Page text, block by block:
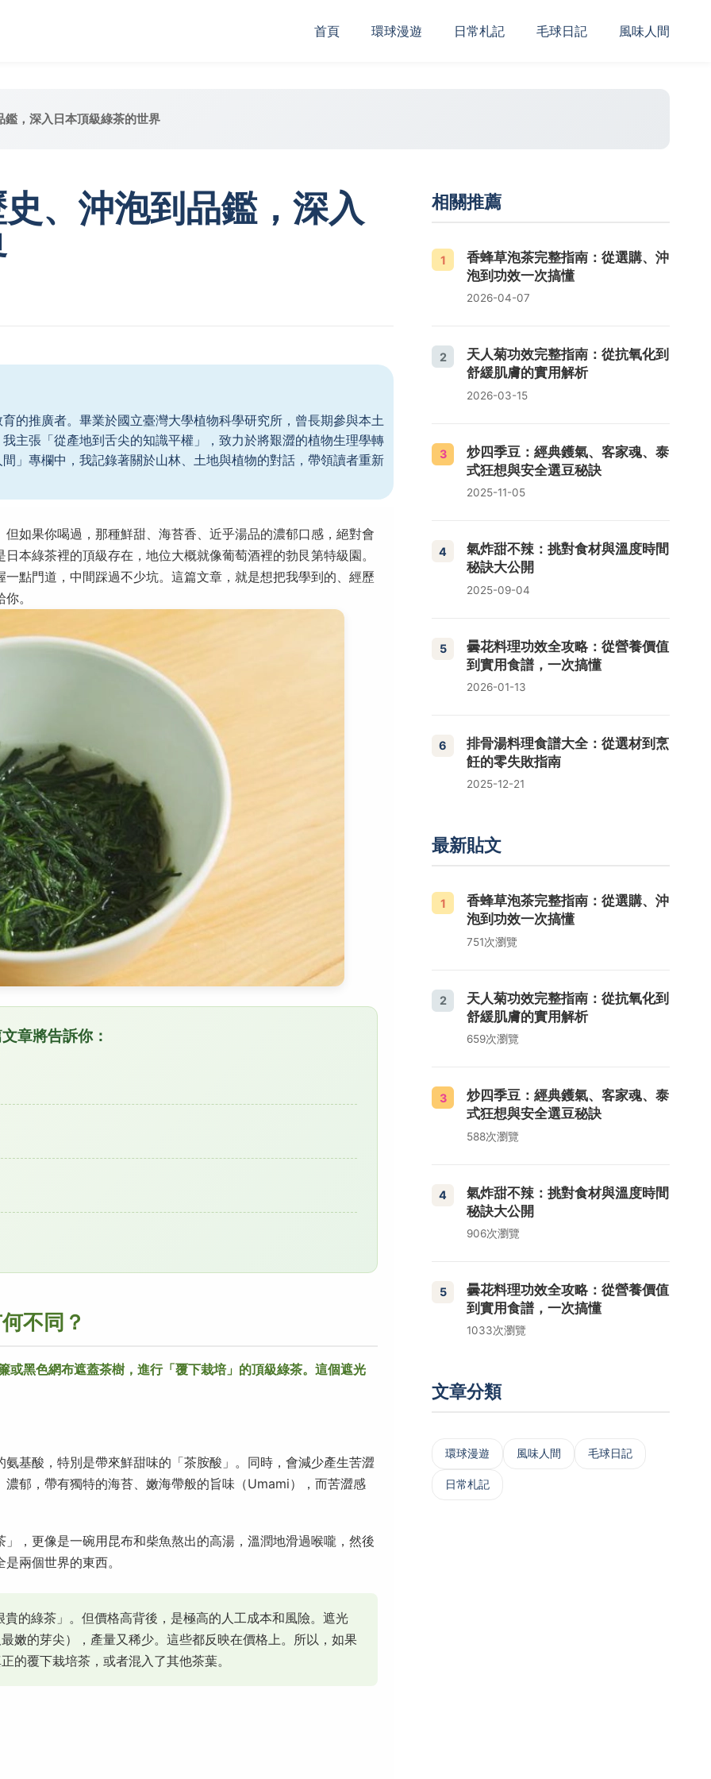
首頁 ‌環球漫遊 日常札記 毛球日記 風味人間
，深入日本頂級綠茶的世界
、沖泡到品鑑，深入
的推廣者。畢業於國立臺灣大學植物科學研究所，曾長期參與本土
主張「從產地到舌尖的知識平權」，致力於將艱澀的植物生理學轉
」專欄中，我記錄著關於山林、土地與植物的對話，帶領讀者重新
如果你喝過，那種鮮甜、海苔香、近乎湯品的濃郁口感，絕對會
本綠茶裡的頂級存在，地位大概就像葡萄酒裡的勃艮第特級園。
點門道，中間踩過不少坑。這篇文章，就是想把我學到的、經歷
。
章將告訴你：
不同？
或黑色網布遮蓋茶樹，進行「覆下栽培」的頂級綠茶。這個遮光
基酸，特別是帶來鮮甜味的「茶胺酸」。同時，會減少產生苦澀
郁，帶有獨特的海苔、嫩海帶般的旨味（Umami），而苦澀感
，更像是一碗用昆布和柴魚熬出的高湯，溫潤地滑過喉嚨，然後
兩個世界的東西。
的綠茶」。但價格高背後，是極高的人工成本和風險。遮光
嫩的芽尖），產量又稀少。這些都反映在價格上。所以，如果
的覆下栽培茶，或者混入了其他茶葉。
相關推薦
1
香蜂草泡茶完整指南：從選購、沖
泡到功效一次搞懂
2026-04-07
2
天人菊功效完整指南：從抗氧化到
舒緩肌膚的實用解析
2026-03-15
3
炒四季豆：經典鑊氣、客家魂、泰
式狂想與安全選豆秘訣
2025-11-05
4
氣炸甜不辣：挑對食材與溫度時間
秘訣大公開
2025-09-04
5
曇花料理功效全攻略：從營養價值
到實用食譜，一次搞懂
2026-01-13
6
排骨湯料理食譜大全：從選材到烹
飪的零失敗指南
2025-12-21
最新貼文
1
香蜂草泡茶完整指南：從選購、沖
泡到功效一次搞懂
751次瀏覽
2
天人菊功效完整指南：從抗氧化到
舒緩肌膚的實用解析
659次瀏覽
3
炒四季豆：經典鑊氣、客家魂、泰
式狂想與安全選豆秘訣
588次瀏覽
4
氣炸甜不辣：挑對食材與溫度時間
秘訣大公開
906次瀏覽
5
曇花料理功效全攻略：從營養價值
到實用食譜，一次搞懂
1033次瀏覽
文章分類
‌環球漫遊 風味人間 毛球日記
日常札記